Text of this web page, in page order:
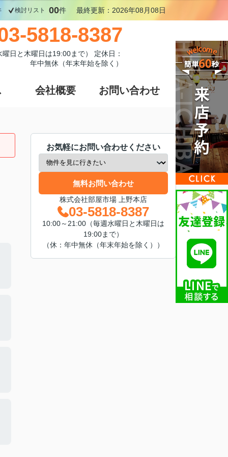
検討リスト 00件 最終更新：2026年08月08日
5818-8387
日と木曜日は19:00まで） 定休日：
年中無休（年末年始を除く）
会社概要 お問い合わせ
お気軽にお問い合わせください
無料お問い合わせ
株式会社部屋市場 上野本店
03-5818-8387
10:00～21:00（毎週水曜日と木曜日は
19:00まで）
（休：年中無休（年末年始を除く））